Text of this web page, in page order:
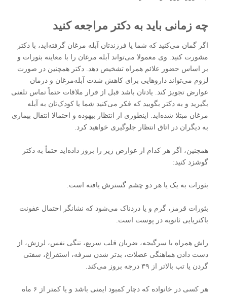
چه زمانی باید به دکتر مراجعه کنید
اگر گمان می‌کنید که شما یا فرزندتان آبله‌ مرغان گرفته‌اید، با دکتر
مشورت کنید. وی معمولا می‌تواند آبله‌ مرغان را با معاینه بثورات و
بر اساس حضور علائم همراه تشخیص دهد. دکتر همچنین در صورت
لزوم می‌تواند داروهایی برای کاهش شدت آبله‌مرغان و درمان
عوارض تجویز کند. یادتان باشد قبل از قرار ملاقات حتماً تماس تلفنی
بگیرید و به دکتر بگویید که فکر می‌کنید شما یا کودک‌تان به آبله‌
مرغان مبتلا شده‌اید. اینطوری از انتظار بیهوده و احتمالا انتقال بیماری
به دیگران در اتاق انتظار جلوگیری خواهید کرد.
همچنین، اگر هر کدام از عوارض زیر را بروز داده‌اید حتماً به دکتر
گوشزد کنید:
بثورات به یک یا هر دو چشم گسترش یافته است.
بثورات قرمز، گرم و یا دردناک می‌شود که نشانگر احتمال عفونت
باکتریایی ثانویه در پوست است.
راش همراه با سرگیجه، ضربان قلب سریع، تنگی نفس، لرزش، از
دست دادن هماهنگی عضلات، بدتر شدن سرفه، استفراغ، سفتی
گردن یا تب بالاتر از ۳۹ درجه بروز می‌کند.
هر کسی در خانواده که دچار کمبود ایمنی باشد و یا کمتر از ۶ ماه